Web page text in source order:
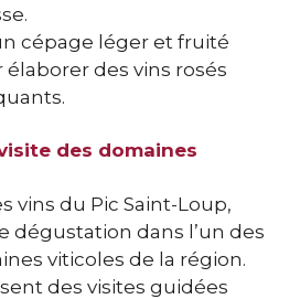
cépage léger et fruité
des vins rosés
des domaines
vins du Pic Saint-Loup,
dégustation dans l’un des
viticoles de la région.
des visites guidées